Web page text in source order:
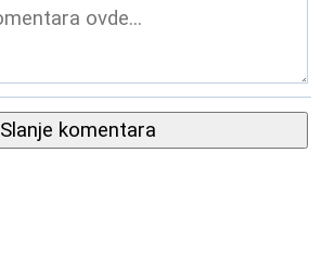
Slanje komentara